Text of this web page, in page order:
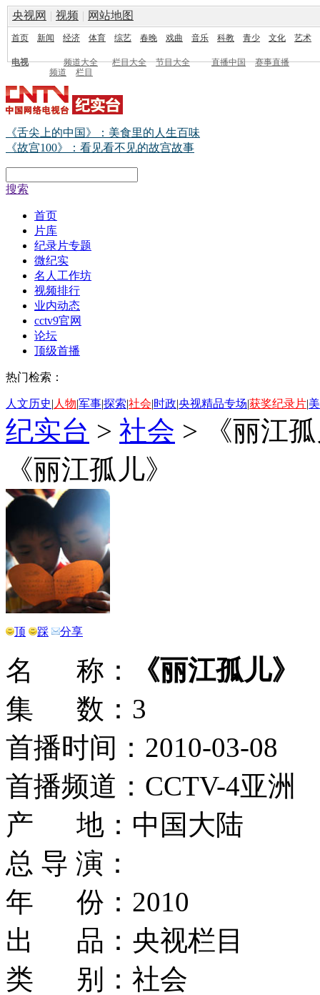
央视网 | 视频 | 网站地图
首页 新闻 经济 体育 综艺 春晚 戏曲 音乐 科教 青少 文化 艺术
电视 频道大全 栏目大全 节目大全 直播中国
赛事直播
频道
栏目
《舌尖上的中国》：美食里的人生百味
《故宫100》：看见看不见的故宫故事
搜索
首页
片库
纪录片专题
微纪实
名人工作坊
视频排行
业内动态
cctv9官网
论坛
顶级首播
热门检索：
人文历史| 人物|军事|探索|社会|时政|央视精品专场|获奖纪录片|
纪实台 > 社会 >
《丽江
《丽江孤儿》
顶 踩 分享
名 称：
《丽江孤儿》
集 数：3
首播时间：2010-03-08
首播频道：CCTV-4亚洲
产 地：中国大陆
总 导 演：
年 份：2010
出 品：央视栏目
类 别：社会